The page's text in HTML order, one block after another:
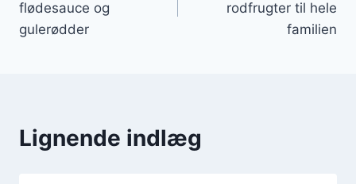
flødesauce og
gulerødder
rodfrugter til hele
familien
Lignende indlæg